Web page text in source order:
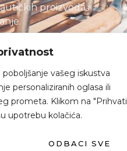
vašeg iskustva
personaliziranih oglasa ili
prometa. Klikom na "Prihvati
upotrebu kolačića.
ODBACI SVE
proizvoda i